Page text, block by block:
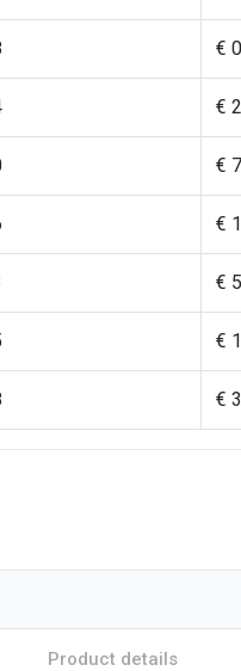
€
€
€
€
€
€
€
Product details